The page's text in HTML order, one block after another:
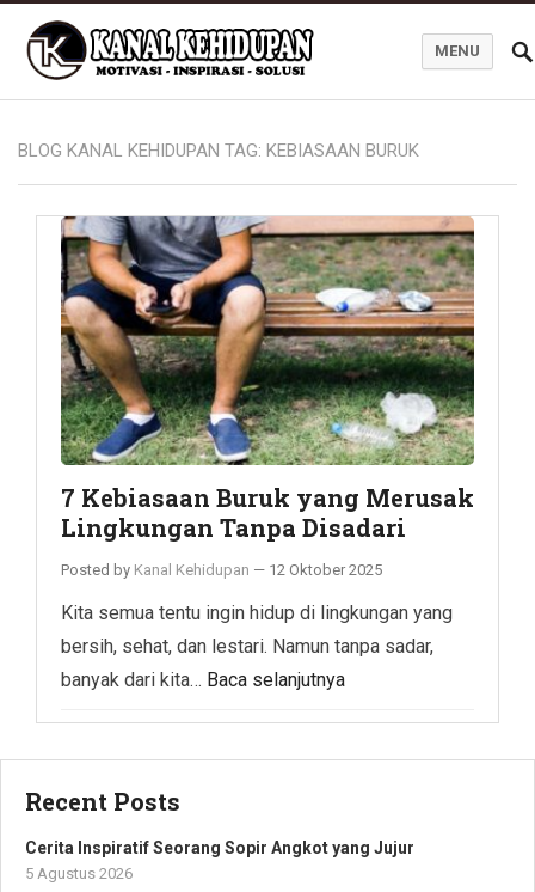
Blog Kanal Kehidupan
MENU
BLOG KANAL KEHIDUPAN TAG: KEBIASAAN BURUK
7 Kebiasaan Buruk yang Merusak
Lingkungan Tanpa Disadari
Posted by Kanal Kehidupan — 12 Oktober 2025
Kita semua tentu ingin hidup di lingkungan yang
bersih, sehat, dan lestari. Namun tanpa sadar,
banyak dari kita… Baca selanjutnya
Recent Posts
Cerita Inspiratif Seorang Sopir Angkot yang Jujur
5 Agustus 2026